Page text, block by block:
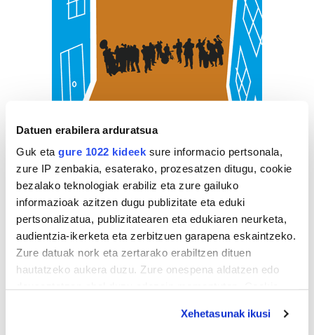
Datuen erabilera arduratsua
Guk eta gure 1022 kideek sure informacio pertsonala,
zure IP zenbakia, esaterako, prozesatzen ditugu, cookie
bezalako teknologiak erabiliz eta zure gailuko
informazioak azitzen dugu publizitate eta eduki
pertsonalizatua, publizitatearen eta edukiaren neurketa,
audientzia-ikerketa eta zerbitzuen garapena eskaintzeko.
Zure datuak nork eta zertarako erabiltzen dituen
hautatzeko aukera duzu. Zure onespena aldatzen edo
Xehetasunak ikusi